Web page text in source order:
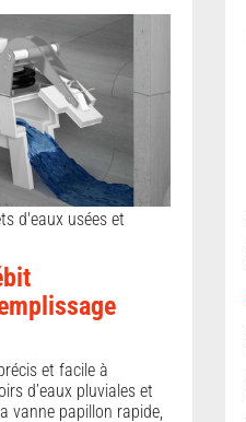
d'eaux usées et
et facile à
d’eaux pluviales et
vanne papillon rapide,